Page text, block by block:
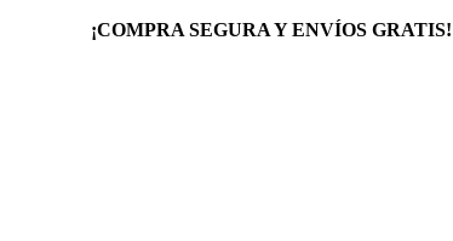
¡COMPRA SEGURA Y ENVÍOS GRATIS!